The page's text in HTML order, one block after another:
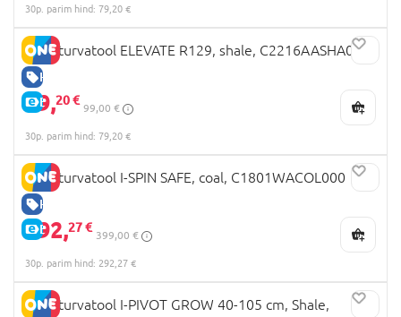
30p. parim hind: 79,20 €
HEA HIND
E-HIND
JOIE turvatool ELEVATE R129, shale, C2216AASHA000
79,20 €
99,00 €
30p. parim hind: 79,20 €
HEA HIND
E-HIND
JOIE turvatool I-SPIN SAFE, coal, C1801WACOL000
292,27 €
399,00 €
30p. parim hind: 292,27 €
JOIE turvatool I-PIVOT GROW 40-105 cm, Shale,